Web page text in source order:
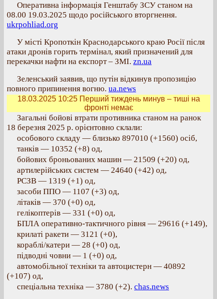
Оперативна інформація Генштабу ЗСУ станом на
08.00 19.03.2025 щодо російського вторгнення.
ukrpohliad.org
У місті Кропоткін Краснодарського краю Росії після
атаки дронів горить термінал, який призначений для
перекачки нафти на експорт ‒ ЗМІ. zn.ua
Зеленський заявив, що путін відкинув пропозицію
повного припинення вогню. ua.news
18.03.2025 10:25Перший тиждень минув – тиші на
фронті немає
Загальні бойові втрати противника станом на ранок
18 березня 2025 р. орієнтовно склали:
особового складу — близько 897010 (+1560) осіб,
танків — 10352 (+8) од,
бойових броньованих машин — 21509 (+20) од,
артилерійських систем — 24640 (+42) од,
РСЗВ — 1319 (+1) од,
засоби ППО — 1107 (+3) од,
літаків — 370 (+0) од,
гелікоптерів — 331 (+0) од,
БПЛА оперативно-тактичного рівня — 29616 (+149),
крилаті ракети — 3121 (+0),
кораблі/катери — 28 (+0) од,
підводні човни — 1 (+0) од,
автомобільної техніки та автоцистерн — 40892
(+107) од,
спеціальна техніка — 3780 (+2). chas.news